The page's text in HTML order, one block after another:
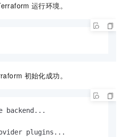
运行环境。
初始化成功。
plugins...